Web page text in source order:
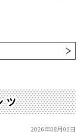
ツ
2026年08月06日